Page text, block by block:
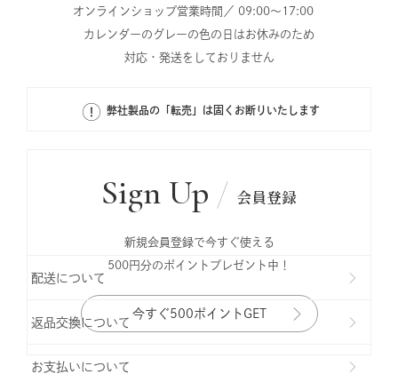
配送について
返品交換について
お支払いについて
オンラインショップ営業時間／ 09:00～17:00
カレンダーのグレーの色の日はお休みのため
対応・発送をしておりません
弊社製品の「転売」は固くお断りいたします
Sign Up 会員登録
新規会員登録で今すぐ使える
500円分のポイントプレゼント中！
今すぐ500ポイントGET